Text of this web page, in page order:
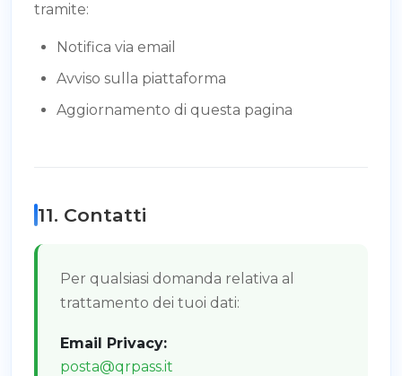
tramite:
Notifica via email
Avviso sulla piattaforma
Aggiornamento di questa pagina
11. Contatti
Per qualsiasi domanda relativa al
trattamento dei tuoi dati:
Email Privacy:
posta@qrpass.it